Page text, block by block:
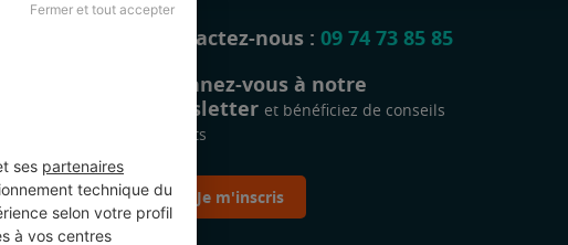
Fermer et tout accepter
ses partenaires
technique du
selon votre profil
à vos centres
Contactez-nous : 09 74 73 85 85
Abonnez-vous à notre
newsletter et bénéficiez de conseils
gratuits
Je m'inscris